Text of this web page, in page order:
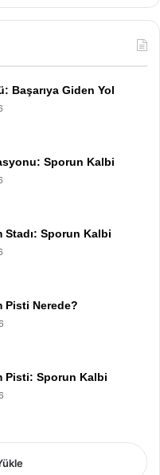
Başarıya Giden Yol
Sporun Kalbi
Stadı: Sporun Kalbi
Pisti Nerede?
Pisti: Sporun Kalbi